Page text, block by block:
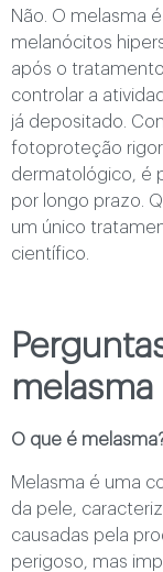
Não. O melasma
melanócitos
após o
controlar a
já depositado.
fotoproteção
dermatológico, é
por longo prazo.
um único
científico.
melasma
O que é
Melasma é uma
da pele,
causadas pela
perigoso, mas